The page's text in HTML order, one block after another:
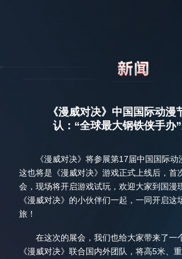
《漫威对决》中国国际动漫
认：“全球最大钢铁侠手办”
《漫威对决》将参展第17届中国国际动
这也将是《漫威对决》游戏正式上线后，首
会，现场将开启游戏试玩，欢迎大家到国漫
《漫威对决》的小伙伴们一起，一同开启这
旅！
在这次的展会，我们也给大家带来了一
《漫威对决》联合国内外团队，将高5米、